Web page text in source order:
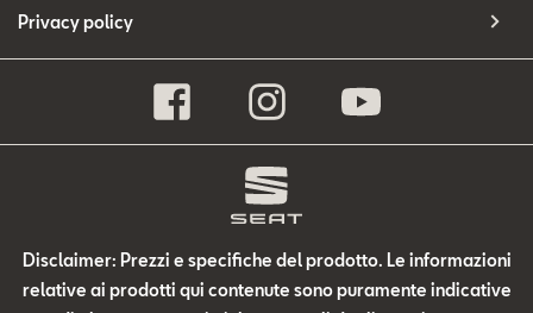
Privacy policy
Disclaimer: Prezzi e specifiche del prodotto. Le informazioni
relative ai prodotti qui contenute sono puramente indicative